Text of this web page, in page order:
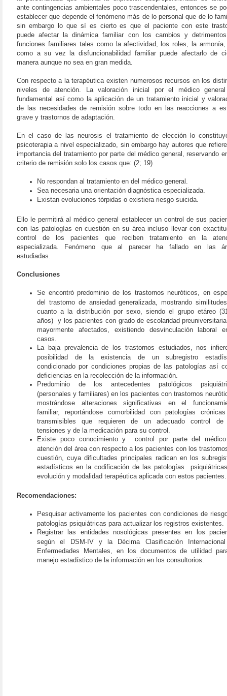
ante contingencias ambientales poco trascendentales, entonces se
establecer que depende el fenómeno más de lo personal que de lo
sin embargo lo que sí es cierto es que el paciente con este
puede afectar la dinámica familiar con los cambios y
funciones familiares tales como la afectividad, los roles, la
como a su vez la disfuncionabilidad familiar puede afectarlo de
manera aunque no sea en gran medida.
Con respecto a la terapéutica existen numerosos recursos en los
niveles de atención. La valoración inicial por el médico
fundamental así como la aplicación de un tratamiento inicial y
de las necesidades de remisión sobre todo en las reacciones a
grave y trastornos de adaptación.
En el caso de las neurosis el tratamiento de elección lo
psicoterapia a nivel especializado, sin embargo hay autores que
importancia del tratamiento por parte del médico general, reservando
criterio de remisión solo los casos que: (2; 19)
No respondan al tratamiento en del médico general.
Sea necesaria una orientación diagnóstica especializada.
Existan evoluciones tórpidas o existiera riesgo suicida.
Ello le permitirá al médico general establecer un control de sus
con las patologías en cuestión en su área incluso llevar con
control de los pacientes que reciben tratamiento en la
especializada. Fenómeno que al parecer ha fallado en las
estudiadas.
Conclusiones
Se encontró predominio de los trastornos neuróticos, en
del trastorno de ansiedad generalizada, mostrando
cuanto a la distribución por sexo, siendo el grupo etáreo
años)
y los pacientes con grado de escolaridad
mayormente afectados, existiendo desvinculación laboral
casos.
La baja prevalencia de los trastornos estudiados, nos
posibilidad de la existencia de un subregistro
condicionado por condiciones propias de las patologías así
deficiencias en la recolección de la información.
Predominio de los antecedentes patológicos
(personales y familiares) en los pacientes con trastornos
mostrándose alteraciones significativas en el
familiar, reportándose comorbilidad con patologías
transmisibles que requieren de un adecuado control de
tensiones y de la medicación para su control.
Existe poco conocimiento y control por parte del
atención del área con respecto a los pacientes con los
cuestión, cuya dificultades principales radican en los
estadísticos en la codificación de las patologías
evolución y modalidad terapéutica aplicada con estos pacientes.
Recomendaciones:
Pesquisar activamente los pacientes con condiciones de
patologías psiquiátricas para actualizar los registros existentes.
Registrar las entidades nosológicas presentes en los
según el DSM-IV y la Décima Clasificación
Enfermedades Mentales, en los documentos de utilidad
manejo estadístico de la información en los consultorios.